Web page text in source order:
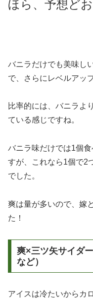
ほら、予想ど
バニラだけでも美味し
で、さらにレベルアッ
比率的には、バニラよ
ている感じですね。
バニラ味だけでは1個
すが、これなら1個で2
でした。
爽は量が多いので、嫁
た！
爽×三ツ矢サイダ
など）
アイスは冷たいからカ